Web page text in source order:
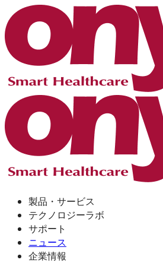
製品・サービス
テクノロジーラボ
サポート
ニュース
企業情報